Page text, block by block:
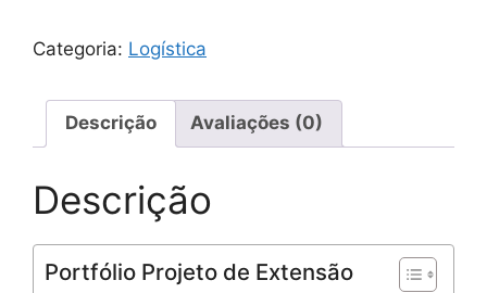
Categoria: Logística
Descrição Avaliações (0)
Descrição
Portfólio Projeto de Extensão